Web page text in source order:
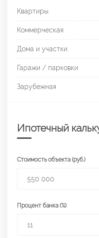
Квартиры
Коммерческая
Дома и участки
Гаражи / парковки
Зарубежная
Ипотечный
Стоимость объекта (руб.)
Процент банка (%)